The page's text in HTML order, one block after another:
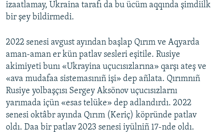
izaatlamay, Ukraina tarafı da bu ücüm aqqında şimdiilk
bir şey bildirmedi.
2022 senesi avgust ayından başlap Qırım ve Aqyarda
aman-aman er kün patlav sesleri eşitile. Rusiye
akimiyeti bunı «Ukrayina uçucısızlarına» qarşı ateş ve
«ava mudafaa sistemasınıñ işi» dep añlata. Qırımnıñ
Rusiye yolbaşçısı Sergey Aksönov uçucısızlarnı
yarımada içün «esas telüke» dep adlandırdı. 2022
senesi oktâbr ayında Qırım (Keriç) köpründe patlav
oldı. Daa bir patlav 2023 senesi iyülniñ 17-nde oldı.